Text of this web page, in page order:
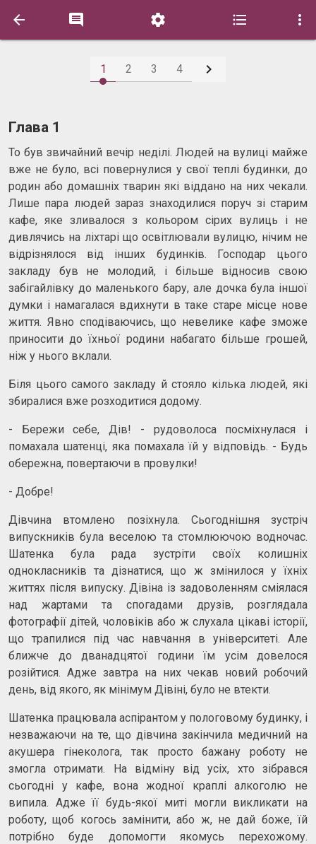
    
1 2 3 4 
Глава 1
То був звичайний вечір неділі. Людей на вулиці майже
вже не було, всі повернулися у свої теплі будинки, до
родин або домашніх тварин які віддано на них чекали.
Лише пара людей зараз знаходилися поруч зі старим
кафе, яке зливалося з кольором сірих вулиць і не
дивлячись на ліхтарі що освітлювали вулицю, нічим не
відрізнялося від інших будинків. Господар цього
закладу був не молодий, і більше відносив свою
забігайлівку до маленького бару, але дочка була іншої
думки і намагалася вдихнути в таке старе місце нове
життя. Явно сподіваючись, що невелике кафе зможе
приносити до їхньої родини набагато більше грошей,
ніж у нього вклали.
Біля цього самого закладу й стояло кілька людей, які
збиралися вже розходитися додому.
- Бережи себе, Дів! - рудоволоса посміхнулася і
помахала шатенці, яка помахала їй у відповідь. - Будь
обережна, повертаючи в провулки!
- Добре!
Дівчина втомлено позіхнула. Сьогоднішня зустріч
випускників була веселою та стомлюючою водночас.
Шатенка була рада зустріти своїх колишніх
однокласників та дізнатися, що ж змінилося у їхніх
життях після випуску. Дівіна із задоволенням сміялася
над жартами та спогадами друзів, розглядала
фотографії дітей, чоловіків або ж слухала цікаві історії,
що трапилися під час навчання в університеті. Але
ближче до дванадцятої години їм усім довелося
розійтися. Адже завтра на них чекав новий робочий
день, від якого, як мінімум Дівіні, було не втекти.
Шатенка працювала аспірантом у пологовому будинку, і
незважаючи на те, що дівчина закінчила медичний на
акушера гінеколога, так просто бажану роботу не
змогла отримати. На відміну від усіх, хто зібрався
сьогодні у кафе, вона жодної краплі алкоголю не
випила. Адже її будь-якої миті могли викликати на
роботу, щоб когось замінити, або ж, не дай боже, їй
потрібно буде допомогти якомусь перехожому.